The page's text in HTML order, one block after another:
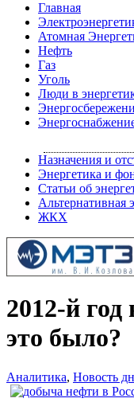
Главная
Атомная
Нефть
Газ
Уголь
Люди в
Назначения и
Энергетика и
Статьи об
Альтернативная
ЖКХ
2012-й год
это было?
Аналитика, Новость